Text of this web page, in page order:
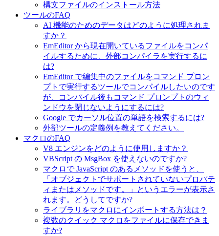
構文ファイルのインストール方法
ツールのFAQ
AI 機能のためのデータはどのように処理されま
すか？
EmEditor から現在開いているファイルをコンパ
イルするために、外部コンパイラを実行するに
は?
EmEditor で編集中のファイルをコマンド プロン
プトで実行するツールでコンパイルしたいのです
が、コンパイル後もコマンド プロンプトのウィ
ンドウを閉じないようにするには?
Google でカーソル位置の単語を検索するには?
外部ツールの定義例を教えてください。
マクロのFAQ
V8 エンジンをどのように使用しますか？
VBScript の MsgBox を使えないのですか?
マクロで JavaScript のあるメソッドを使うと、
「オブジェクトでサポートされていないプロパテ
ィまたはメソッドです。」というエラーが表示さ
れます。どうしてですか?
ライブラリをマクロにインポートする方法は？
複数のクイック マクロをファイルに保存できま
すか?